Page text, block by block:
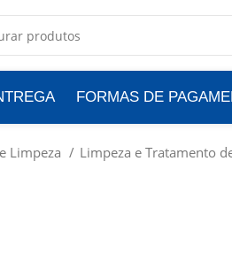
FORMAS DE
Limpeza Limpeza e Tratamento